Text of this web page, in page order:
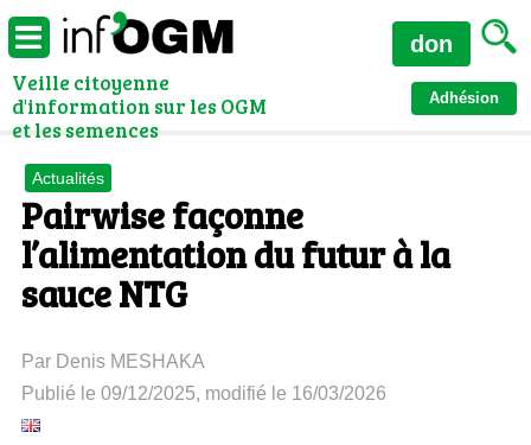
Veille citoyenne
d'information sur les OGM
et les semences
Adhésion
don
Actualités
Pairwise façonne
l’alimentation du futur à la
sauce NTG
Par Denis MESHAKA
Publié le 09/12/2025, modifié le 16/03/2026